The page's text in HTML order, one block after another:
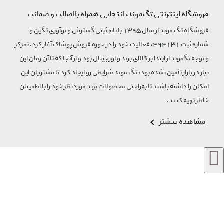
فروشگاه اینترنتی تگ‌موند، انتخابی همراه بااصالت و ضمانت
فروشگاه تگ موند از سال 1395 با نام ثبتی گسترش و نوآوری تگین و
شماره ثبت 494131، فعالیت خود را در حوزه فروش پوشاک آغاز کرد. تمرکز
و توجه تگموند از ابتدا بر کالای برند و اورجینال بود و از آنجا که تا آن زمان این
نیاز در بازار تأمین نشده بود، تگ موند شرایطی رو ایجاد کرد تا مشتریان این
امکان را داشته باشند تا به‌راحتی محصولات برند مورد‌نظر خود را با اطمینان
خاطر تهیه کنند.
مشاهده بیشتر